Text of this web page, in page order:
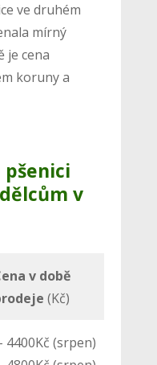
ve druhém
mírný
je cena
koruny a
pšenici
v
v době
(Kč)
4400Kč (srpen)